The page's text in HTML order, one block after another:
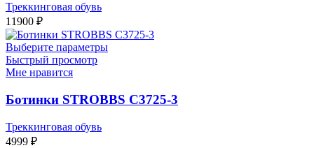
Треккинговая обувь
11900 ₽
Выберите параметры
Быстрый просмотр
Мне нравится
Ботинки STROBBS C3725-3
Треккинговая обувь
4999 ₽